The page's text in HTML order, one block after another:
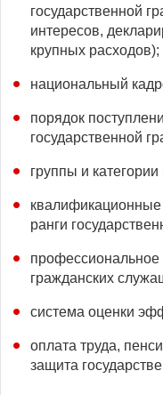
государственной
интересов,
крупных расходов);
национальный
порядок
государственной
группы и
ранги
профессиональное
гражданских
система оценки
оплата труда,
защита